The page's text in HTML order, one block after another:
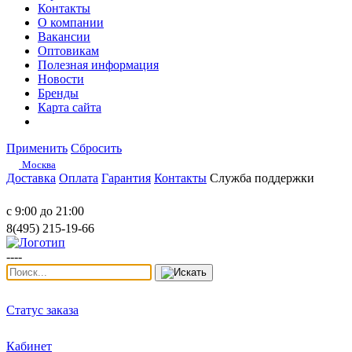
Контакты
О компании
Вакансии
Оптовикам
Полезная информация
Новости
Бренды
Карта сайта
Применить Сбросить
Москва
Доставка Оплата Гарантия Контакты Служба поддержки
с 9:00 до 21:00
8(495) 215-19-66
----
Статус заказа
Кабинет